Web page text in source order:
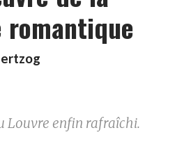
Louvre enfin rafraîchi.